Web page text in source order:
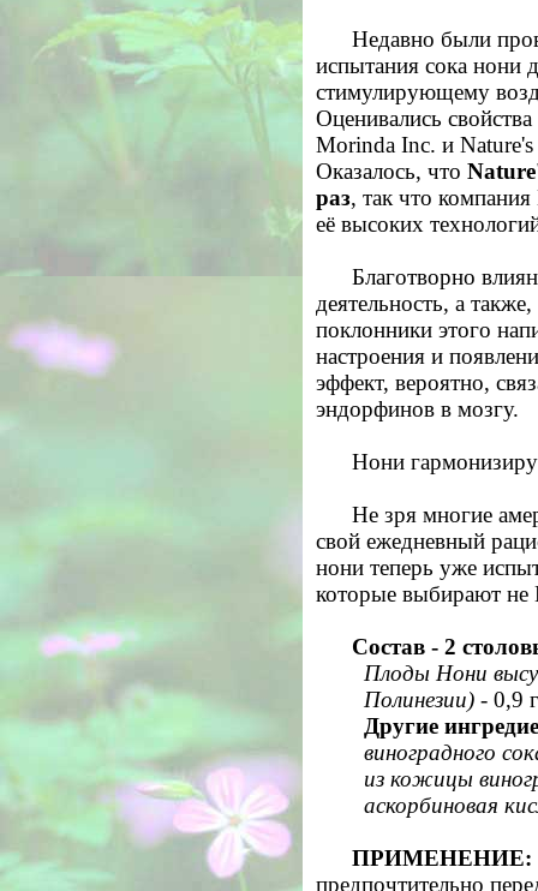
Недавно были
испытания сока нони
стимулирующему
Оценивались
Morinda Inc. и
Оказалось, что
раз, так что
её высоких
Благотворно
деятельность, а
поклонники этого
настроения и
эффект, вероятно,
эндорфинов в мозгу.
Нони
Не зря многие
свой ежедневный
нони теперь уже
которые выбирают не
Состав - 2
Плоды Нони
Полинезии) - 0,9 г
Другие
виноградного
из кожицы
аскорбиновая
ПРИМЕНЕНИЕ:
предпочтительно